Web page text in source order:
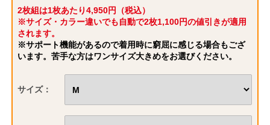
2枚組は1枚あたり4,950円（税込）
※サイズ・カラー違いでも自動で2枚1,100円の値引きが適用
されます。
※サポート機能があるので着用時に窮屈に感じる場合もござ
います。苦手な方はワンサイズ大きめをお選びください。
サイズ：